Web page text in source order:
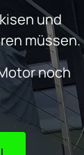
und
müssen.
noch